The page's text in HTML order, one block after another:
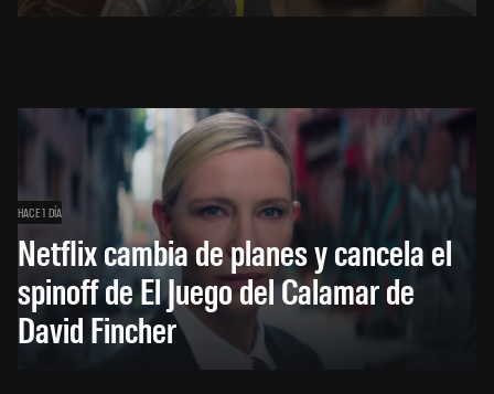
HACE 1 DÍA
Netflix cambia de planes y cancela el
spinoff de El Juego del Calamar de
David Fincher